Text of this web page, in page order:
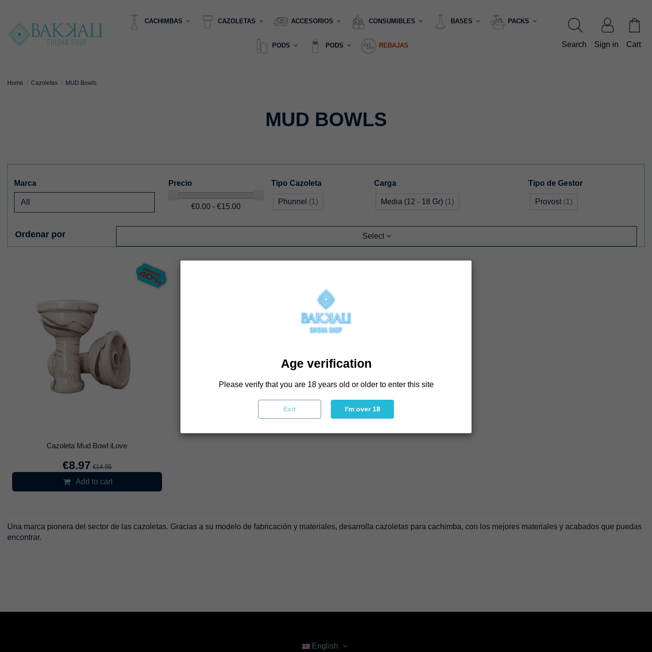
CACHIMBAS CAZOLETAS ACCESORIOS CONSUMIBLES BASES PACKS
PODS PODS REBAJAS Search Sign in Cart
Home Cazoletas MUD Bowls
MUD BOWLS
Marca Precio
€0.00 - €15.00
Tipo Cazoleta
Phunnel (1)
Carga
Media (12 - 18 Gr) (1)
Tipo de Gestor
Provost (1)
Ordenar por Select
Cazoleta Mud Bowl iLove
€8.97 €14.95
Add to cart
Una marca pionera del sector de las cazoletas. Gracias a su modelo de fabricación y materiales, desarrolla cazoletas para cachimba, con los mejores materiales y acabados que puedas
encontrar.
Age verification
Please verify that you are 18 years old or older to enter this site
Exit I'm over 18
English